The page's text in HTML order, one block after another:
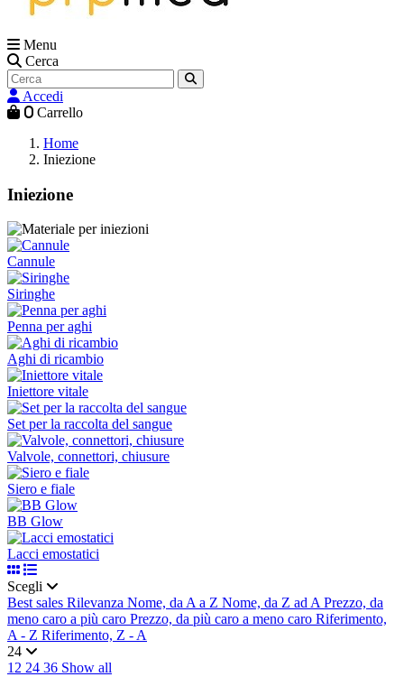
Menu
Cerca
Accedi
0 Carrello
Home
Iniezione
Iniezione
Cannule
Siringhe
Penna per aghi
Aghi di ricambio
Iniettore vitale
Set per la raccolta del sangue
Valvole, connettori, chiusure
Siero e fiale
BB Glow
Lacci emostatici
Scegli
Best sales Rilevanza Nome, da A a Z Nome, da Z ad APrezzo, da
meno caro a più caro Prezzo, da più caro a meno caro Riferimento,
A - Z Riferimento, Z - A
24
12 24 36 Show all